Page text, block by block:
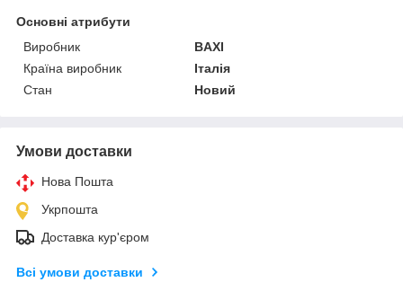
Основні атрибути
Виробник
BAXI
Країна виробник
Італія
Стан
Новий
Умови доставки
Нова Пошта
Укрпошта
Доставка кур'єром
Всі умови доставки